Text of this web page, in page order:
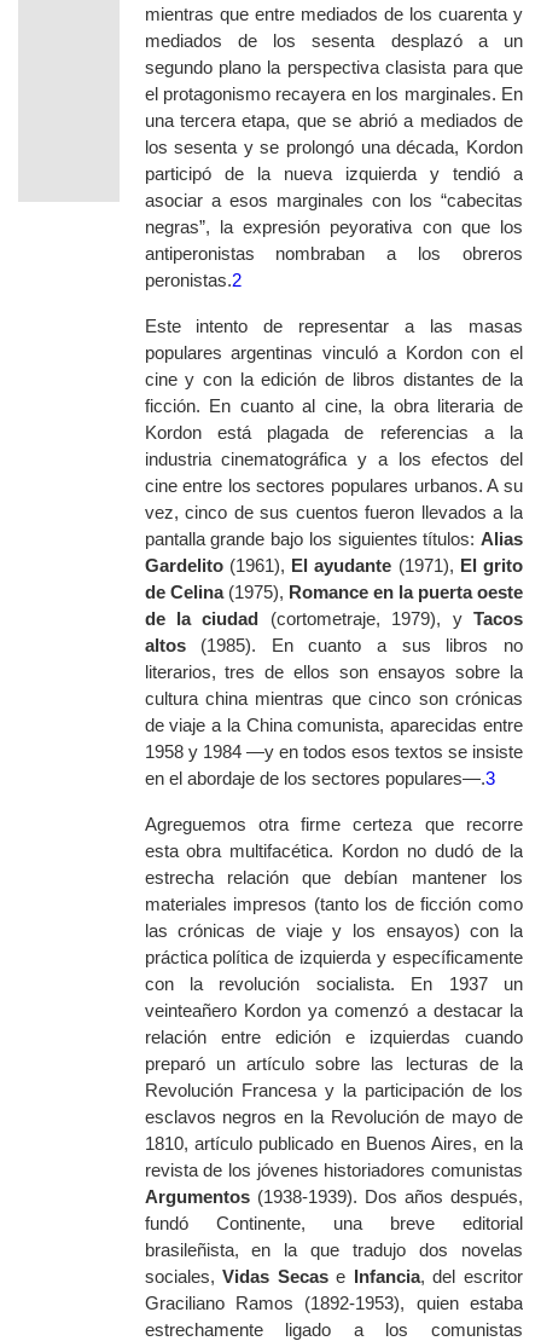
mientras que entre mediados de los cuarenta y
mediados de los sesenta desplazó a un
segundo plano la perspectiva clasista para que
el protagonismo recayera en los marginales. En
una tercera etapa, que se abrió a mediados de
los sesenta y se prolongó una década, Kordon
participó de la nueva izquierda y tendió a
asociar a esos marginales con los “cabecitas
negras”, la expresión peyorativa con que los
antiperonistas nombraban a los obreros
peronistas.2
Este intento de representar a las masas
populares argentinas vinculó a Kordon con el
cine y con la edición de libros distantes de la
ficción. En cuanto al cine, la obra literaria de
Kordon está plagada de referencias a la
industria cinematográfica y a los efectos del
cine entre los sectores populares urbanos. A su
vez, cinco de sus cuentos fueron llevados a la
pantalla grande bajo los siguientes títulos: Alias
Gardelito (1961), El ayudante (1971), El grito
de Celina (1975), Romance en la puerta oeste
de la ciudad
(cortometraje, 1979), yTacos
altos
(1985). En cuanto a sus libros no
literarios, tres de ellos son ensayos sobre la
cultura china mientras que cinco son crónicas
de viaje a la China comunista, aparecidas entre
1958 y 1984 —y en todos esos textos se insiste
en el abordaje de los sectores populares—.3
Agreguemos otra firme certeza que recorre
esta obra multifacética. Kordon no dudó de la
estrecha relación que debían mantener los
materiales impresos (tanto los de ficción como
las crónicas de viaje y los ensayos) con la
práctica política de izquierda y específicamente
con la revolución socialista. En 1937 un
veinteañero Kordon ya comenzó a destacar la
relación entre edición e izquierdas cuando
preparó un artículo sobre las lecturas de la
Revolución Francesa y la participación de los
esclavos negros en la Revolución de mayo de
1810, artículo publicado en Buenos Aires, en la
revista de los jóvenes historiadores comunistas
Argumentos (1938-1939). Dos años después,
fundó Continente, una breve editorial
brasileñista, en la que tradujo dos novelas
sociales,Vidas Secas e Infancia,del escritor
Graciliano Ramos (1892-1953), quien estaba
estrechamente ligado a los comunistas